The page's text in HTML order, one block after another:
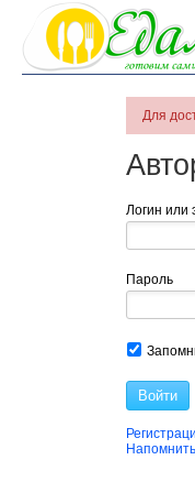
Для
Логин или
Пароль
Войти